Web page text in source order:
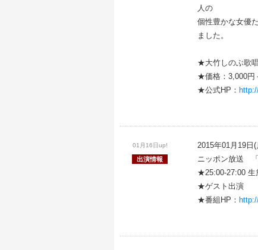
人の
個性豊かな女優
ました。
★大竹しのぶ歌
★価格：3,000円
★公式HP：
01月16日up!
出演情報
2015年01月19日(
ニッポン放送 「
★25:00-27:00 生
★ゲスト出演
★番組HP：